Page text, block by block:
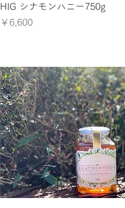
クイックビュー
HIG シナモンハニー750g
価格
￥6,600